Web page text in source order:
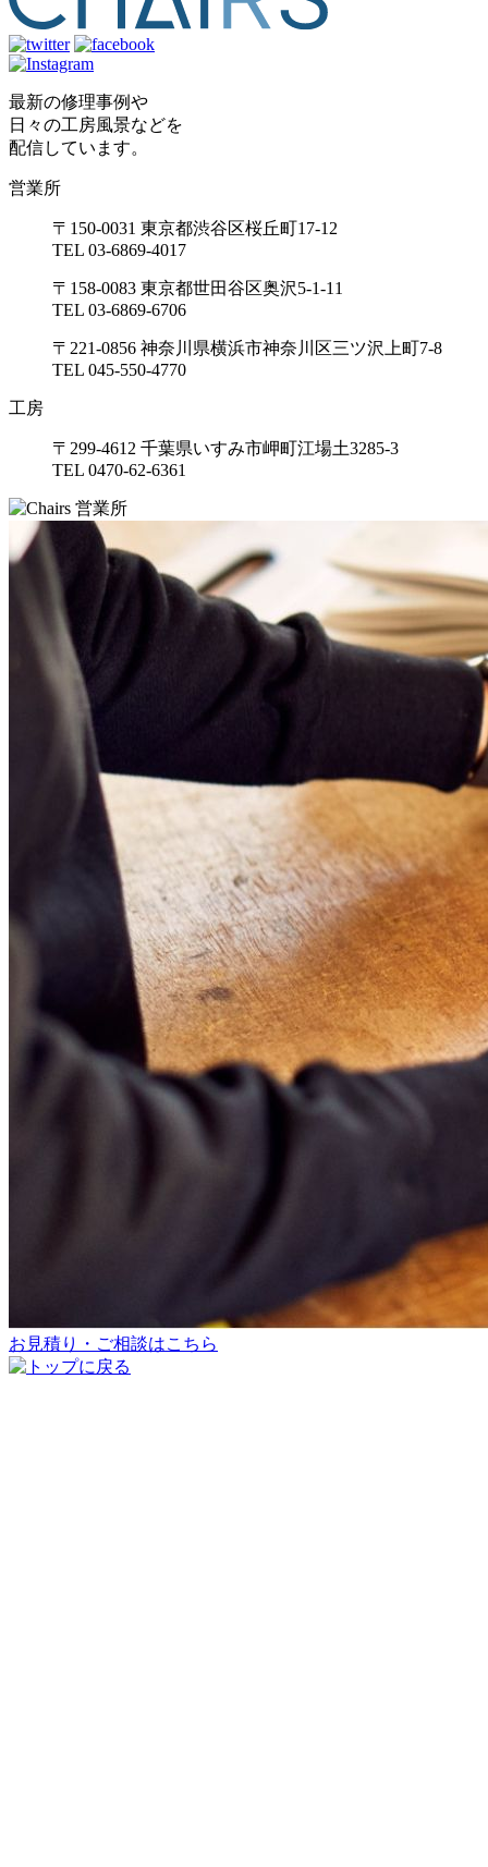
最新の修理事例や
日々の工房風景などを
配信しています。
営業所
〒150-0031 東京都渋谷区桜丘町17-12
TEL 03-6869-4017
〒158-0083 東京都世田谷区奥沢5-1-11
TEL 03-6869-6706
〒221-0856 神奈川県横浜市神奈川区三ツ沢上町7-8
TEL 045-550-4770
工房
〒299-4612 千葉県いすみ市岬町江場土3285-3
TEL 0470-62-6361
お見積り・ご相談はこちら